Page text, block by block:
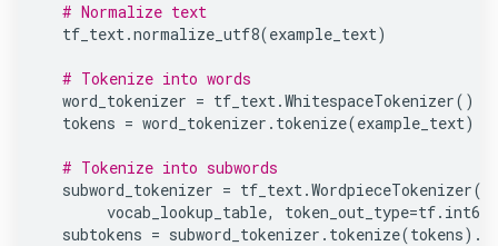
# Normalize text
tf_text.normalize_utf8(example_text)
# Tokenize into words
word_tokenizer = tf_text.WhitespaceTokenizer()
tokens = word_tokenizer . tokenize(example_text)
# Tokenize into subwords
subword_tokenizer = tf_text.WordpieceTokenizer(
vocab_lookup_table, token_out_type=tf. int64
subtokens = subword_tokenizer . tokenize(tokens) .